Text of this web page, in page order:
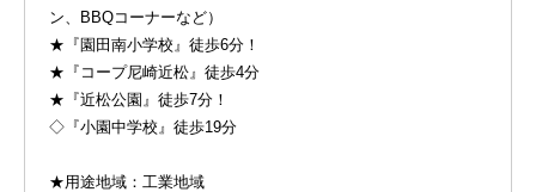
ン、BBQコーナーなど）
★『園田南小学校』徒歩6分！
★『コープ尼崎近松』徒歩4分
★『近松公園』徒歩7分！
◇『小園中学校』徒歩19分
★用途地域：工業地域